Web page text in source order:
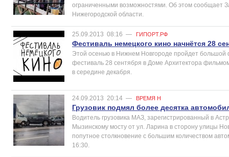
ограниченными возможностями. Об этом сообщает
Нижегородской области.
25.09.2013 08:16 — ГИПОРТ.РФ
Фестиваль немецкого кино начнётся 28
Этой осенью в Нижнем Новгороде пройдет большой
фестиваль 28 сентября в Доме Архитектора
в середине декабря.
24.09.2013 20:14 — ВРЕМЯ Н
Грузовик подмял более десятка
Водитель грузовика МАЗ, зарегистрированный в
Мызинскому мосту от ул. Ларина в сторону улицы
попутное столкновение с большим количеством
16:30.